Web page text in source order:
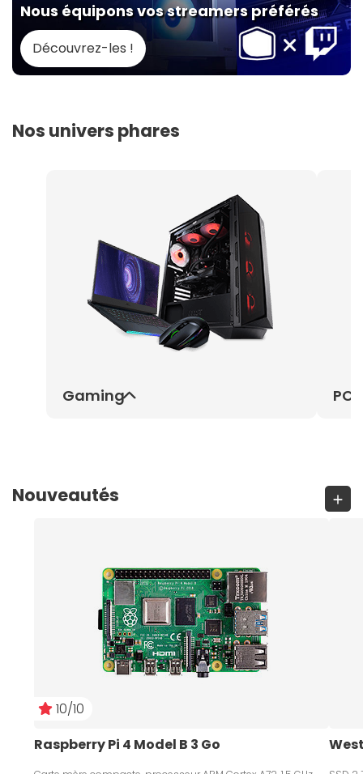
Nous équipons vos streamers préférés
Découvrez-les !
Nos univers phares
Gaming PC
Nouveautés
10/10
Raspberry Pi 4 Model B 3 Go